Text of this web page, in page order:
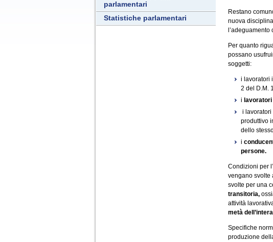
parlamentari
Statistiche parlamentari
Restano
nuova
Per quanto
possano
soggetti:
i lavoratori
2 del D.M.
i
i lavoratori
produttivo
dello
i
persone.
Condizioni per
vengano svolte
svolte per una
transitoria,
attività
metà
Specifiche
produzione